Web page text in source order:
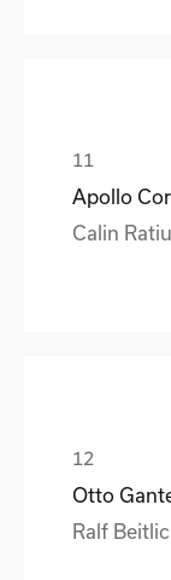
Apollo
Calin Ratiu
Otto
Ralf